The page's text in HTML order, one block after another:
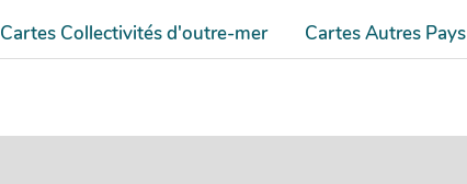
Cartes Collectivités d'outre-mer Cartes Autres Pays